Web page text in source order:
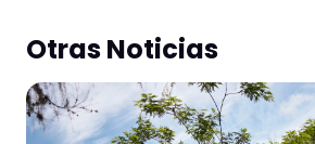
Otras Noticias